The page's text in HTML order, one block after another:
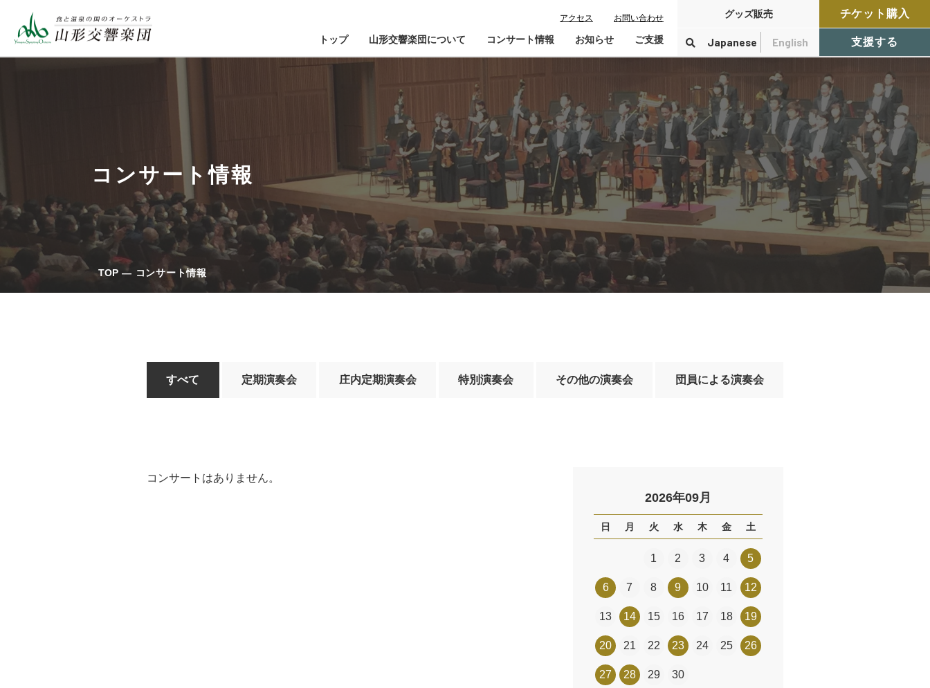
アクセス お問い合わせ
トップ 山形交響楽団について
山響が目指すもの
指揮者・楽団員紹介
山響アマデウスコア
山響の教育・地域交流
動画で見る山響
団体情報
コンサート情報
チケット購入ガイド
鑑賞会員入会
定期演奏会アーカイブ
お知らせ ご支援
寄付控除について
グッズ販売
Japanese English
チケット購入
支援する
コンサート情報
TOP コンサート情報
すべて 定期演奏会 庄内定期演奏会 特別演奏会 その他の演奏会 団員による演奏会
コンサートはありません。
2026年09月
日 月 火 水 木 金 土
1 2 3 4 5
6 7 8 9 10 11 12
13 14 15 16 17 18 19
20 21 22 23 24 25 26
27 28 29 30